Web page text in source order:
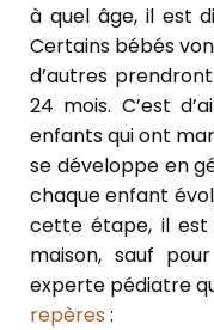
à quel âge, il est
Certains bébés
d’autres
24 mois. C’est
enfants qui ont
se développe en
chaque enfant
cette étape, il est
maison, sauf
experte pédiatre
repères :